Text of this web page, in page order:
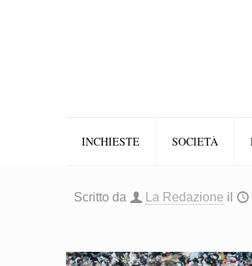
INCHIESTE SOCIETÀ
Scritto da La Redazione il